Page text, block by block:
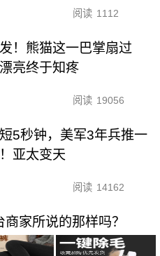
阅读 1112
！熊猫这一巴掌扇过
亮终于知疼
阅读 19056
5秒钟，美军3年兵推一
亚太变天
阅读 14162
家所说的那样吗？